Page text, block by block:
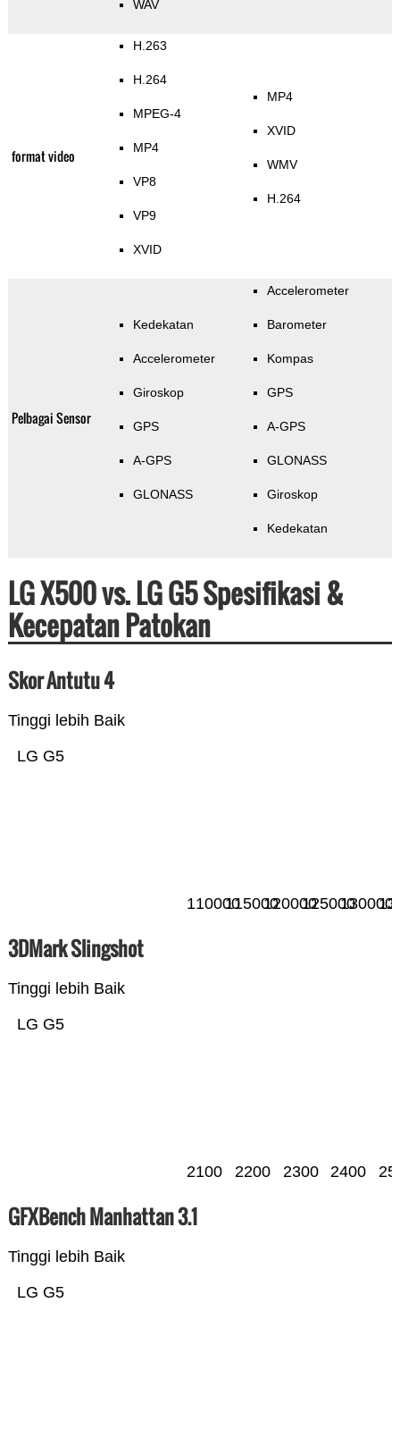
WAV
format video
H.263
H.264
MPEG-4
MP4
VP8
VP9
XVID
MP4
XVID
WMV
H.264
Pelbagai Sensor
Kedekatan
Accelerometer
Giroskop
GPS
A-GPS
GLONASS
Accelerometer
Barometer
Kompas
GPS
A-GPS
GLONASS
Giroskop
Kedekatan
LG X500 vs. LG G5 Spesifikasi &
Kecepatan Patokan
Skor Antutu 4
Tinggi lebih Baik
LG G5
110000115000120000125000130000
3DMark Slingshot
Tinggi lebih Baik
LG G5
2100 2200 2300 2400
GFXBench Manhattan 3.1
Tinggi lebih Baik
LG G5